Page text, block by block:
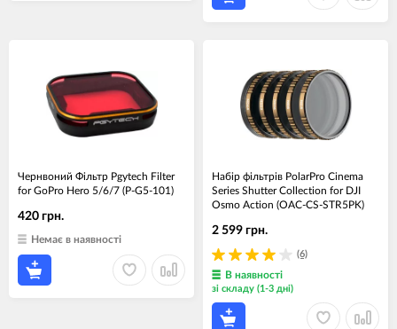
Чернвоний Фільтр Pgytech Filter
for GoPro Hero 5/6/7 (P-G5-101)
420 грн.
Немає в наявності
Набір фільтрів PolarPro Cinema
Series Shutter Collection for DJI
Osmo Action (OAC-CS-STR5PK)
(6)
2 599 грн.
В наявності
зі складу (1-3 дні)